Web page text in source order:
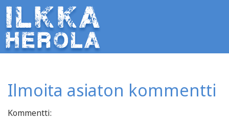
Ilmoita asiaton kommentti
Kommentti: